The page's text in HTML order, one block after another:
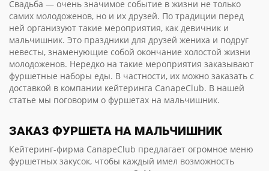
Свадьба — очень значимое событие в жизни не только
самих молодоженов, но и их друзей. По традиции перед
ней организуют такие мероприятия, как девичник и
мальчишник. Это праздники для друзей жениха и подруг
невесты, знаменующие собой окончание холостой жизни
молодоженов. Нередко на такие мероприятия заказывают
фуршетные наборы еды. В частности, их можно заказать с
доставкой в компании кейтеринга CanapeClub. В нашей
статье мы поговорим о фуршетах на мальчишник.
ЗАКАЗ ФУРШЕТА НА МАЛЬЧИШНИК
Кейтеринг-фирма CanapeClub предлагает огромное меню
фуршетных закусок, чтобы каждый имел возможность